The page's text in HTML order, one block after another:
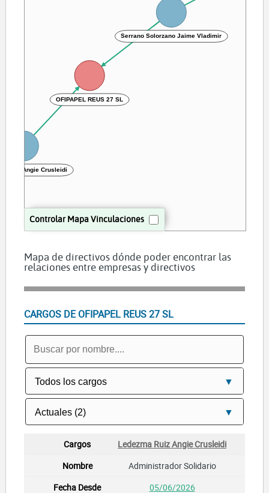
Controlar Mapa Vinculaciones
OFIPAPEL REUS 27 SL
Ruiz Angie Crusleidi
Serrano Solorzano Jaime Vladimir
Mapa de directivos dónde poder encontrar las
relaciones entre empresas y directivos
CARGOS DE OFIPAPEL REUS 27 SL
Ledezma Ruiz Angie Crusleidi
Administrador Solidario
05/06/2026